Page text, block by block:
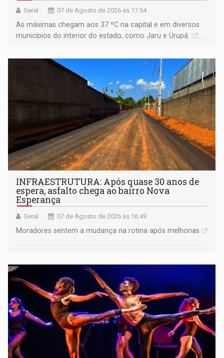
Geral 07 de Agosto de 2026 às 17:54
As máximas chegam aos 37 ºC na capital e em diversos
municípios do interior do estado, como Jaru e Urupá
INFRAESTRUTURA: Após quase 30 anos de
espera, asfalto chega ao bairro Nova
Esperança
Geral 07 de Agosto de 2026 às 16:49
Moradores sentem a mudança na rotina após melhorias